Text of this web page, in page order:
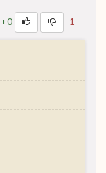
+0 -1